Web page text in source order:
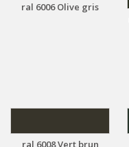
ral 6006 Olive gris
ral 6008 Vert brun